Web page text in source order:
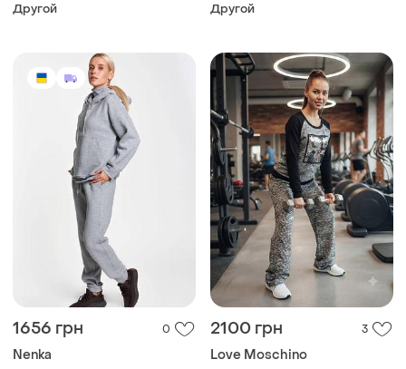
Другой Другой
1656 грн 0
Nenka
2100 грн 3
Love Moschino